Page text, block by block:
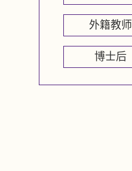
外籍教师
博士后